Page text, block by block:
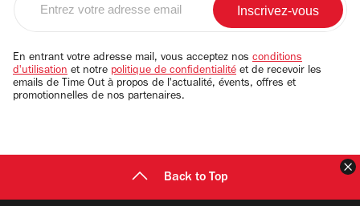
email
En entrant votre adresse mail, vous acceptez nos conditions
d'utilisation et notre politique de confidentialité et de recevoir les
emails de Time Out à propos de l'actualité, évents, offres et
promotionnelles de nos partenaires.
Back to Top